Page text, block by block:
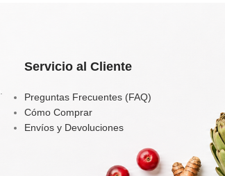
Servicio al Cliente
Preguntas Frecuentes (FAQ)
Cómo Comprar
Envíos y Devoluciones